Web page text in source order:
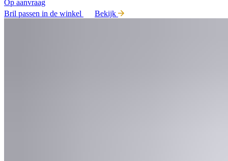
Op aanvraag
Bril passen in de winkel
Bekijk